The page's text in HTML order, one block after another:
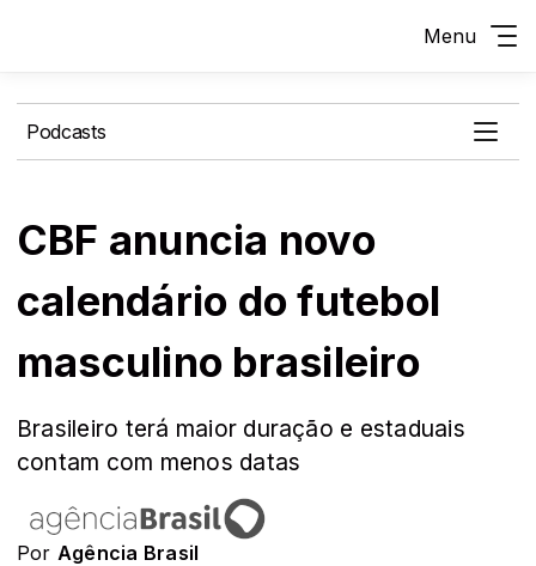
Menu
Podcasts
CBF anuncia novo
calendário do futebol
masculino brasileiro
Brasileiro terá maior duração e estaduais
contam com menos datas
Por Agência Brasil